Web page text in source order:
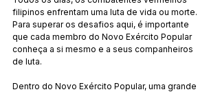
filipinos enfrentam uma luta de vida ou morte.
Para superar os desafios aqui, é importante
que cada membro do Novo Exército Popular
conheça a si mesmo e a seus companheiros
de luta.
Dentro do Novo Exército Popular, uma grande